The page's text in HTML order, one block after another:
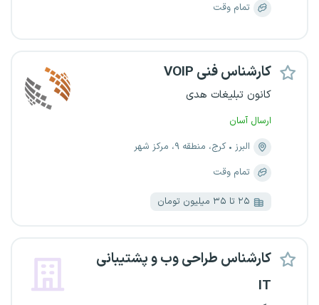
تمام وقت
کارشناس فنی VOIP
کانون تبلیغات هدی
ارسال آسان
البرز
کرج، منطقه ۹، مرکز شهر
تمام وقت
۲۵ تا ۳۵ میلیون تومان
کارشناس طراحی وب و پشتیبانی
IT